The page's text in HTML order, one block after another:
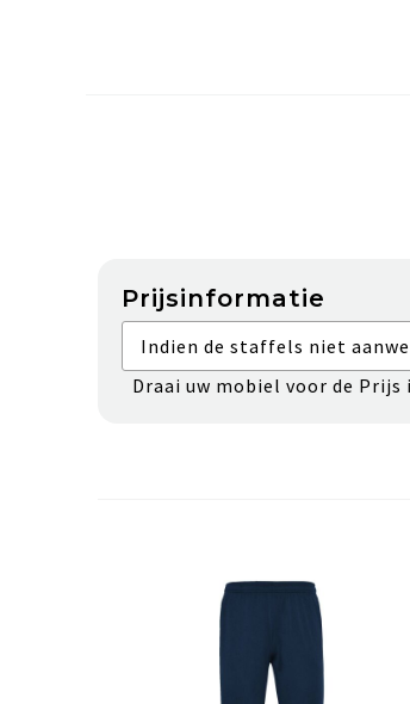
Prijsinformatie
Indien de staffels niet
Draai uw mobiel voor de